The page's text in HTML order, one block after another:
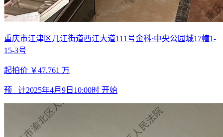
重庆市江津区几江街道西江大道111号金科·中央公园城17幢1-
15-3号
起拍价 ￥47.761 万
预 计2025年4月9日10:00时 开始